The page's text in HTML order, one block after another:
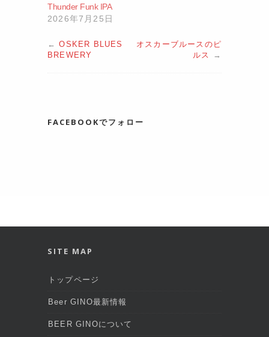
Thunder Funk IPA
2026年7月25日
←OSKER BLUES
BREWERY
オスカーブルースのピ
ルス
→
FACEBOOKでフォロー
SITE MAP
トップページ
Beer GINO最新情報
BEER GINOについて